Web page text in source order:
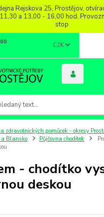
Rejskova 25, Prostějov,
a 13,00 - 16,00 hod.
stop
CZK
zdravotnických pomůcek - okresy
a Blansko
Půjčovna chodítek
- chodítko
deskou